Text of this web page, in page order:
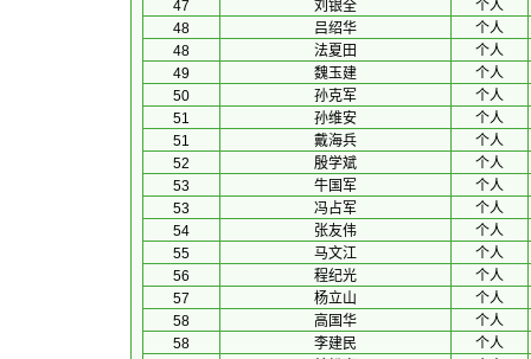
47
刘银全
个人
48
吕绍华
个人
48
法夏田
个人
49
魏玉建
个人
50
孙克军
个人
51
孙维安
个人
51
戴海兵
个人
52
殷学斌
个人
53
牛国军
个人
53
冯占军
个人
54
张友伟
个人
55
马文江
个人
56
程纪光
个人
57
杨立山
个人
58
高国华
个人
58
李建民
个人